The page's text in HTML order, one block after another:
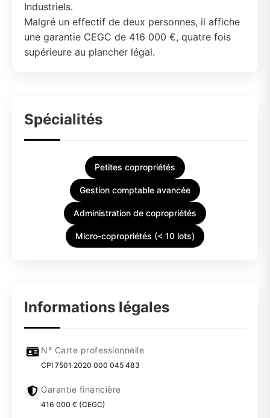
Industriels.
Malgré un effectif de deux personnes, il affiche
une garantie CEGC de 416 000 €, quatre fois
supérieure au plancher légal.
Spécialités
Petites copropriétés
Gestion comptable avancée
Administration de copropriétés
Micro-copropriétés (< 10 lots)
Informations légales
N° Carte professionnelle
CPI 7501 2020 000 045 483
Garantie financière
416 000 € (CEGC)